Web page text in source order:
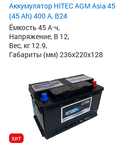
Аккумулятор HITEC AGM Asia 45
(45 Ah) 400 А, B24
Ёмкость 45 А·ч,
Напряжение, В 12,
Вес, кг 12.9,
Габариты (мм) 236x220x128
хит